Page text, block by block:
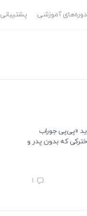
آموزشی پشتیبانی
«پی‌پی جوراب
که بدون پدر و
1